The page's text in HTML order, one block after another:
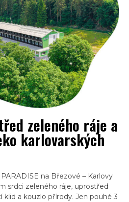
zeleného ráje a
karlovarských
na Březové – Karlovy
srdci zeleného ráje, uprostřed
klid a kouzlo přírody. Jen pouhé 3